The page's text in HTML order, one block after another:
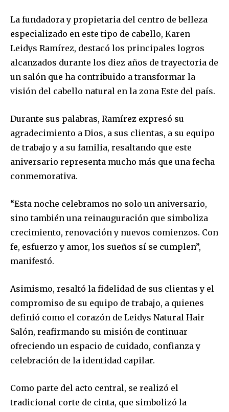
La fundadora y propietaria del centro de belleza
especializado en este tipo de cabello, Karen
Leidys Ramírez, destacó los principales logros
alcanzados durante los diez años de trayectoria de
un salón que ha contribuido a transformar la
visión del cabello natural en la zona Este del país.
Durante sus palabras, Ramírez expresó su
agradecimiento a Dios, a sus clientas, a su equipo
de trabajo y a su familia, resaltando que este
aniversario representa mucho más que una fecha
conmemorativa.
“Esta noche celebramos no solo un aniversario,
sino también una reinauguración que simboliza
crecimiento, renovación y nuevos comienzos. Con
fe, esfuerzo y amor, los sueños sí se cumplen”,
manifestó.
Asimismo, resaltó la fidelidad de sus clientas y el
compromiso de su equipo de trabajo, a quienes
definió como el corazón de Leidys Natural Hair
Salón, reafirmando su misión de continuar
ofreciendo un espacio de cuidado, confianza y
celebración de la identidad capilar.
Como parte del acto central, se realizó el
tradicional corte de cinta, que simbolizó la